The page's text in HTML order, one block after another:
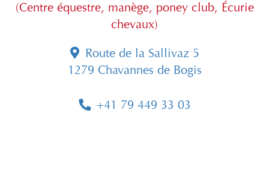
(Centre équestre, manège, poney club, Écurie
chevaux)
Route de la Sallivaz 5
1279 Chavannes de Bogis
+41 79 449 33 03